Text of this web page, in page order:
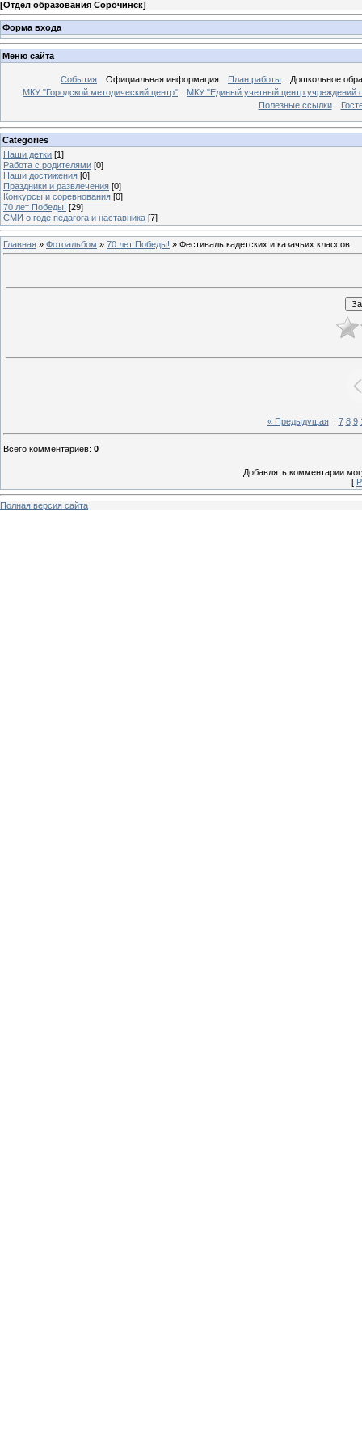
[Отдел образования Сорочинск]
Форма входа
Меню сайта
События Официальная информация План работы
Дошкольное
МКУ "Городской методический центр"
МКУ "Единый учетный центр учреждений
Полезные ссылки
Categories
Наши детки [1]
Работа с родителями [0]
Наши достижения [0]
Праздники и развлечения [0]
Конкурсы и соревнования [0]
70 лет Победы! [29]
СМИ о годе педагога и наставника [7]
Главная » Фотоальбом » 70 лет Победы! » Фестиваль кадетских и казачьих классов.
« Предыдущая| 7 8 9
Всего комментариев: 0
Добавлять комментарии
[
Полная версия сайта